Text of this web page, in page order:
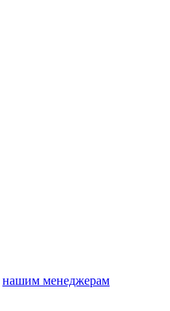
нашим менеджерам